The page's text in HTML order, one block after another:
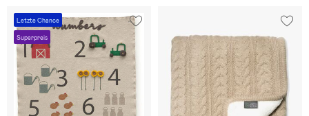
Letzte Chance
Superpreis